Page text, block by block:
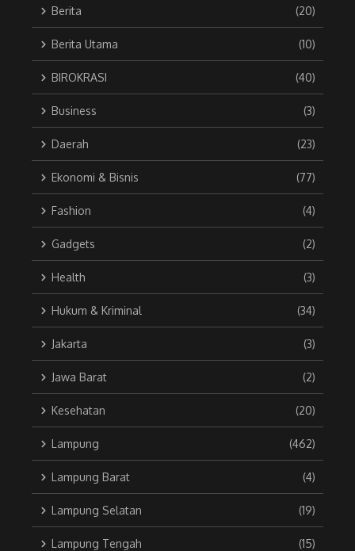
Berita (20)
Berita Utama (10)
BIROKRASI (40)
Business (3)
Daerah (23)
Ekonomi & Bisnis (77)
Fashion (4)
Gadgets (2)
Health (3)
Hukum & Kriminal (34)
Jakarta (3)
Jawa Barat (2)
Kesehatan (20)
Lampung (462)
Lampung Barat (4)
Lampung Selatan (19)
Lampung Tengah (15)